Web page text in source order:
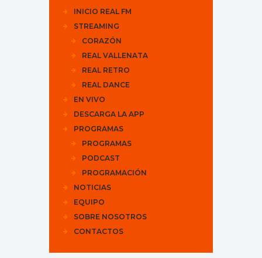
INICIO REAL FM
STREAMING
CORAZÓN
REAL VALLENATA
REAL RETRO
REAL DANCE
EN VIVO
DESCARGA LA APP
PROGRAMAS
PROGRAMAS
PODCAST
PROGRAMACIÓN
NOTICIAS
EQUIPO
SOBRE NOSOTROS
CONTACTOS